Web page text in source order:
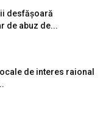
desfășoară
de abuz de...
de interes raional